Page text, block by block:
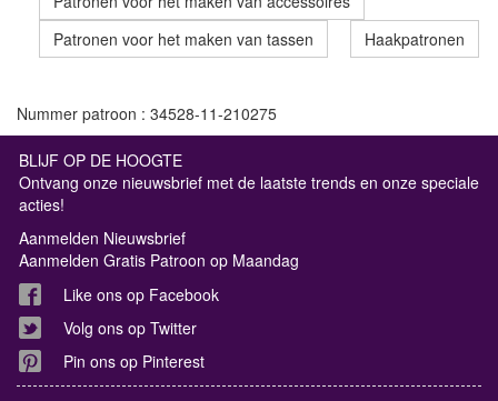
Patronen voor het maken van tassen
Haakpatronen
Nummer patroon : 34528-11-210275
BLIJF OP DE HOOGTE
Ontvang onze nieuwsbrief met de laatste trends en onze speciale
acties!
Aanmelden Nieuwsbrief
Aanmelden Gratis Patroon op Maandag
Like ons op Facebook
Volg ons op Twitter
Pin ons op Pinterest